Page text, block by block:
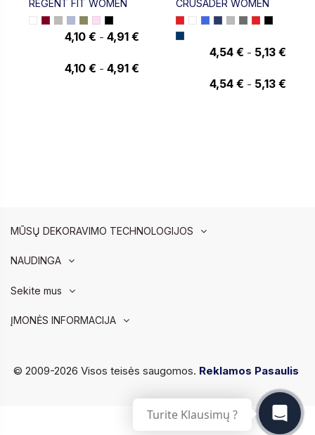
REGENT FIT WOMEN
4,10 € - 4,91 €
4,10 € - 4,91 €
CRUSADER WOMEN
4,54 € - 5,13 €
4,54 € - 5,13 €
MŪSŲ DEKORAVIMO TECHNOLOGIJOS
NAUDINGA
Sekite mus
ĮMONĖS INFORMACIJA
© 2009-2026 Visos teisės saugomos. Reklamos Pasaulis
Turite Klausimų ?